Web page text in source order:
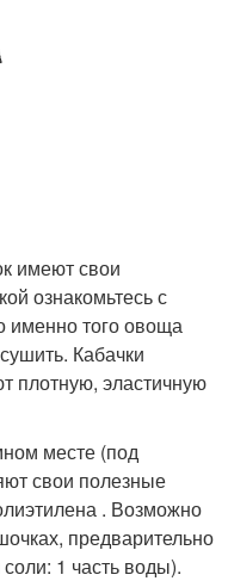
имеют свои
ознакомьтесь с
именно того овоща
Кабачки
плотную, эластичную
месте (под
свои полезные
. Возможно
предварительно
1 часть воды).